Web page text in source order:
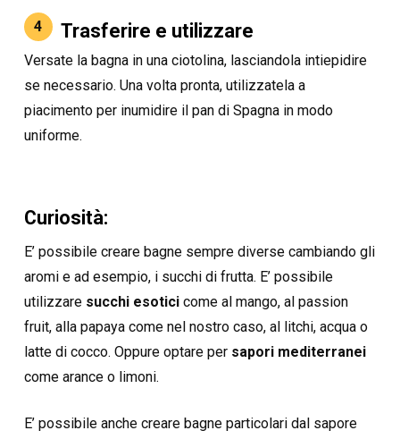
4 Trasferire e utilizzare
Versate la bagna in una ciotolina, lasciandola intiepidire
se necessario. Una volta pronta, utilizzatela a
piacimento per inumidire il pan di Spagna in modo
uniforme.
Curiosità:
E’ possibile creare bagne sempre diverse cambiando gli
aromi e ad esempio, i succhi di frutta. E’ possibile
utilizzare succhi esoticicome al mango, al passion
fruit, alla papaya come nel nostro caso, al litchi, acqua o
latte di cocco. Oppure optare persapori mediterranei
come arance o limoni.
E’ possibile anche creare bagne particolari dal sapore